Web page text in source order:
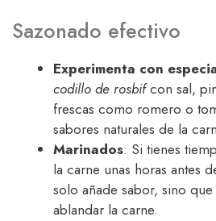
Sazonado efectivo
Experimenta con
codillo de rosbifcon sal,
frescas como romero o
sabores naturales de la
Marinados: Si tienes
la carne unas horas antes
solo añade sabor, sino
ablandar la carne.